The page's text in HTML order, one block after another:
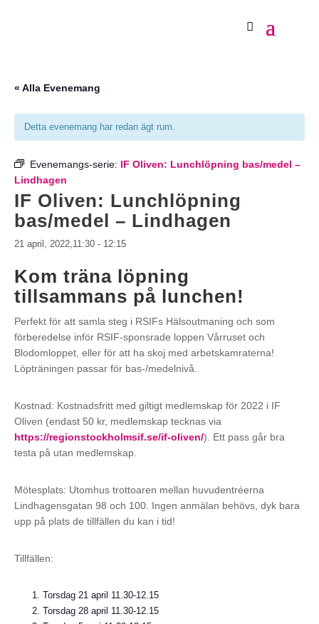
« Alla Evenemang
Detta evenemang har redan ägt rum.
Evenemangs-serie: IF Oliven: Lunchlöpning bas/medel –
Lindhagen
IF Oliven: Lunchlöpning
bas/medel – Lindhagen
21 april, 2022,11:30 - 12:15
Kom träna löpning
tillsammans på lunchen!
Perfekt för att samla steg i RSIFs Hälsoutmaning och som
förberedelse inför RSIF-sponsrade loppen Vårruset och
Blodomloppet, eller för att ha skoj med arbetskamraterna!
Löpträningen passar för bas-/medelnivå.
Kostnad: Kostnadsfritt med giltigt medlemskap för 2022 i IF
Oliven (endast 50 kr, medlemskap tecknas via
https://regionstockholmsif.se/if-oliven/). Ett pass går bra
testa på utan medlemskap.
Mötesplats: Utomhus trottoaren mellan huvudentréerna
Lindhagensgatan 98 och 100. Ingen anmälan behövs, dyk bara
upp på plats de tillfällen du kan i tid!
Tillfällen:
Torsdag 21 april 11.30-12.15
Torsdag 28 april 11.30-12.15